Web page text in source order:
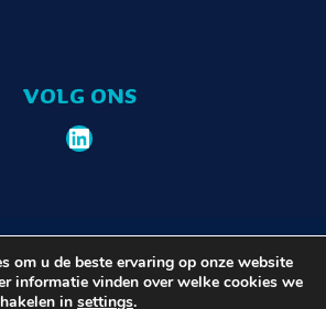
VOLG ONS
LinkedIn
om u de beste ervaring op onze website
informatie vinden over welke cookies we
in settings.